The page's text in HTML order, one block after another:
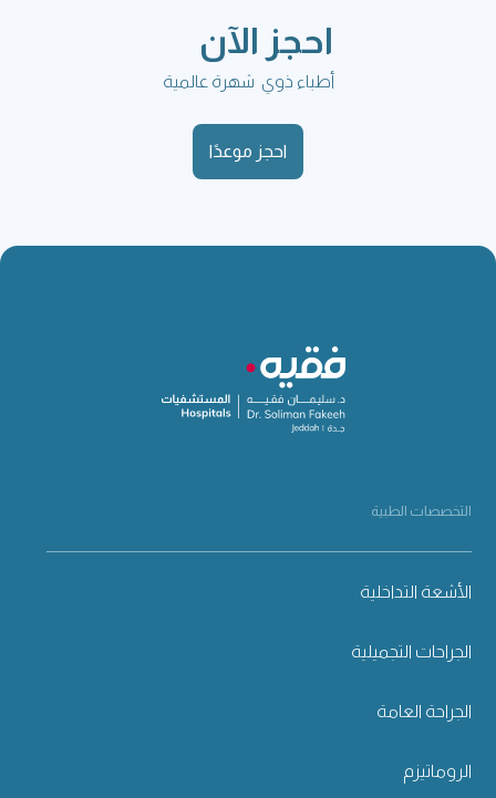
احجز الآن
أطباء ذوي شهرة عالمية
احجز موعدًا
التخصصات الطبية
الأشعة التداخلية
الجراحات التجميلية
الجراحة العامة
الروماتيزم